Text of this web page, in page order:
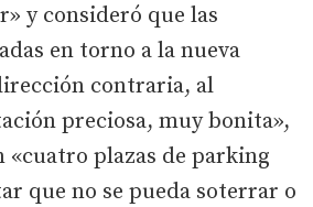
y consideró que las
en torno a la nueva
contraria, al
preciosa, muy bonita»,
«cuatro plazas de parking
que no se pueda soterrar o